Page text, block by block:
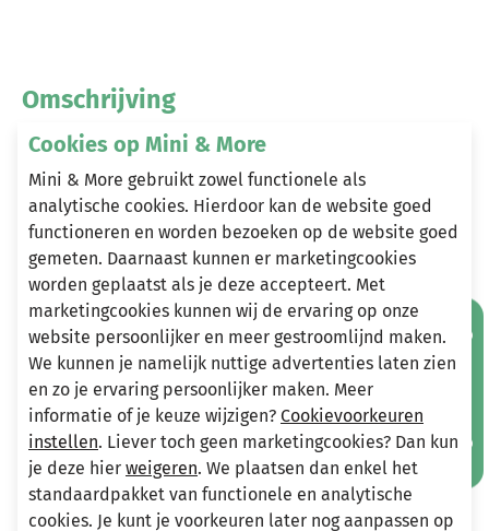
Omschrijving
Billy & Lilly sweater Poppy aqua super pink cheetah
Heeft u vragen?
Stuur een e-mail
info@miniandmore.nl
Andere bekeken ook
Wellicht ook iets voor jou?
-75% -75%
Mis geen aanbiedingen!
Cookies op Mini & More
Mini & More gebruikt zowel functionele als
analytische cookies. Hierdoor kan de website goed
functioneren en worden bezoeken op de website goed
gemeten. Daarnaast kunnen er marketingcookies
worden geplaatst als je deze accepteert. Met
marketingcookies kunnen wij de ervaring op onze
website persoonlijker en meer gestroomlijnd maken.
We kunnen je namelijk nuttige advertenties laten zien
en zo je ervaring persoonlijker maken. Meer
informatie of je keuze wijzigen? Cookievoorkeuren
instellen. Liever toch geen marketingcookies? Dan kun
je deze hier weigeren. We plaatsen dan enkel het
standaardpakket van functionele en analytische
cookies. Je kunt je voorkeuren later nog aanpassen op